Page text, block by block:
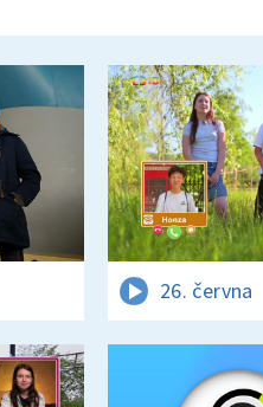
26. června